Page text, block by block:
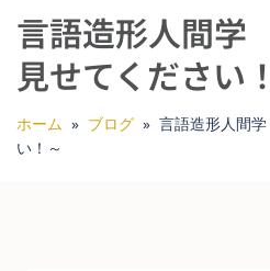
言語造形人間
見せてください
ホーム » ブログ » 言語造形人間
い！～